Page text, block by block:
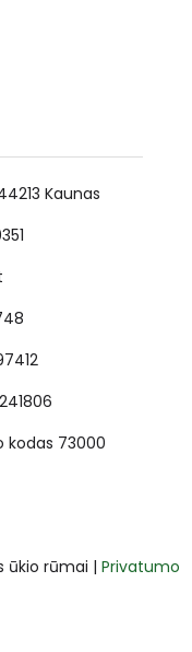
Kaunas
kodas 73000
ūkio rūmai | Privatumo